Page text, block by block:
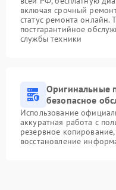
включая срочный
статус ремонта онлайн.
постгарантийное
службы техники
Оригинальные
безопасное
Использование
аккуратная работа с
резервное
восстановление